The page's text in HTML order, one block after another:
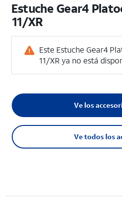
Estuche Gear4
11/XR
Este Estuche Gear4
11/XR ya no está
Ve todos los
Ve los